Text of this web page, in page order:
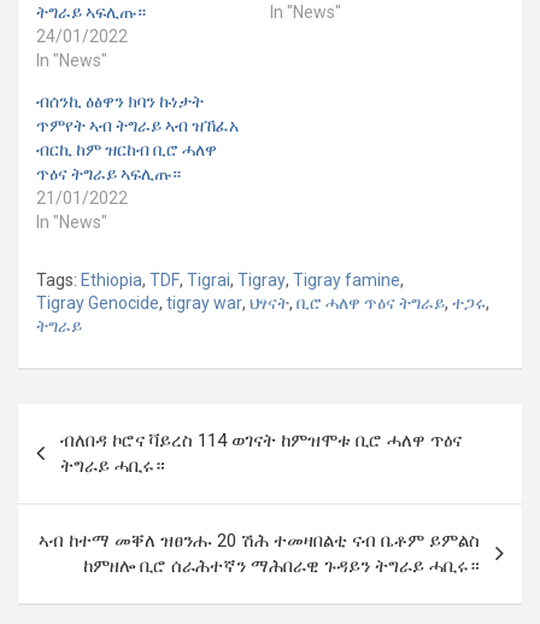
ትግራይ ኣፍሊጡ።
24/01/2022
In "News"
In "News"
ብሰንኪ ዕፅዋን ክባን ኩነታት
ጥምየት ኣብ ትግራይ ኣብ ዝኸፈአ
ብርኪ ከም ዝርከብ ቢሮ ሓለዋ
ጥዕና ትግራይ ኣፍሊጡ።
21/01/2022
In "News"
Tags: Ethiopia, TDF, Tigrai, Tigray, Tigray famine,
Tigray Genocide, tigray war, ህፃናት, ቢሮ ሓለዋ ጥዕና ትግራይ, ተጋሩ,
ትግራይ
navigation
ብለበዳ ኮሮና ቫይረስ 114 ወገናት ከምዝሞቱ ቢሮ ሓለዋ ጥዕና
ትግራይ ሓቢሩ።
ኣብ ከተማ መቐለ ዝፀንሑ 20 ሽሕ ተመዛበልቲ ናብ ቤቶም ይምልስ
ከምዘሎ ቢሮ ሰራሕተኛን ማሕበራዊ ጉዳይን ትግራይ ሓቢሩ።